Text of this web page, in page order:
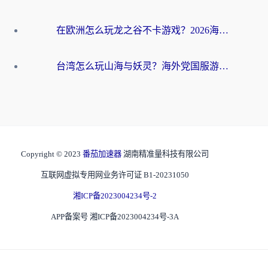
在欧洲怎么玩龙之谷不卡游戏？2026海外党国服游戏加速全攻略
台湾怎么玩山海与妖灵？海外党国服游戏加速全攻略，告别延迟卡顿
Copyright © 2023 番茄加速器 湖南精准量科技有限公司
互联网虚拟专用网业务许可证 B1-20231050
湘ICP备2023004234号-2
APP备案号 湘ICP备2023004234号-3A